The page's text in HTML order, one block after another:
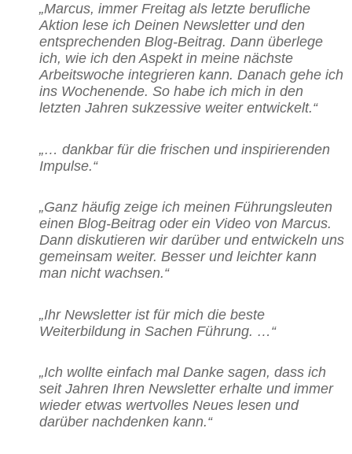
„Marcus, immer Freitag als letzte berufliche
Aktion lese ich Deinen Newsletter und den
entsprechenden Blog-Beitrag. Dann überlege
ich, wie ich den Aspekt in meine nächste
Arbeitswoche integrieren kann. Danach gehe ich
ins Wochenende. So habe ich mich in den
letzten Jahren sukzessive weiter entwickelt.“
„… dankbar für die frischen und inspirierenden
Impulse.“
„Ganz häufig zeige ich meinen Führungsleuten
einen Blog-Beitrag oder ein Video von Marcus.
Dann diskutieren wir darüber und entwickeln uns
gemeinsam weiter. Besser und leichter kann
man nicht wachsen.“
„Ihr Newsletter ist für mich die beste
Weiterbildung in Sachen Führung. …“
„Ich wollte einfach mal Danke sagen, dass ich
seit Jahren Ihren Newsletter erhalte und immer
wieder etwas wertvolles Neues lesen und
darüber nachdenken kann.“